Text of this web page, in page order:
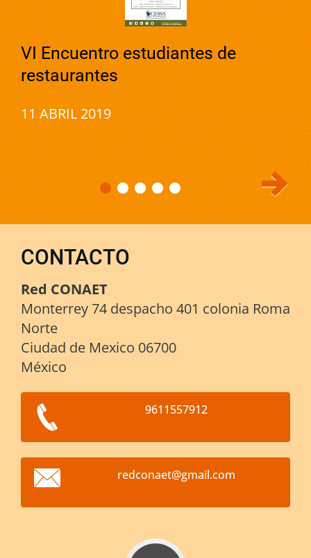
VI Encuentro estudiantes de
restaurantes
11 ABRIL 2019
CONTACTO
Red CONAET
Monterrey 74 despacho 401 colonia Roma
Norte
Ciudad de Mexico 06700
México
9611557912
redconaet@gmail.com